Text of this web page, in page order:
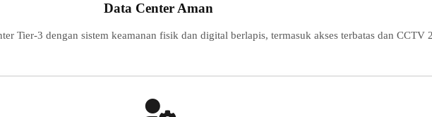
Data Center Aman
Tier-3 dengan sistem keamanan fisik dan digital berlapis, termasuk akses terbatas dan CCTV